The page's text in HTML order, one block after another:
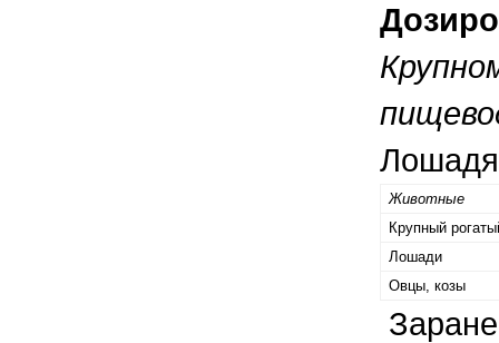
Животные
Крупный
Лошади
Овцы, козы